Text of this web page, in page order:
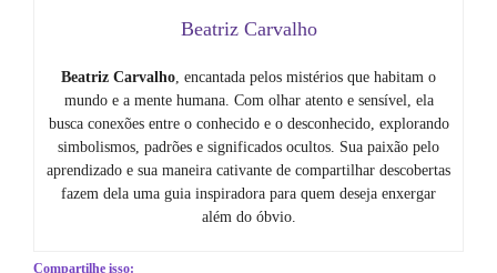
Beatriz Carvalho
Beatriz Carvalho , encantada pelos mistérios que habitam o
mundo e a mente humana. Com olhar atento e sensível, ela
busca conexões entre o conhecido e o desconhecido, explorando
simbolismos, padrões e significados ocultos. Sua paixão pelo
aprendizado e sua maneira cativante de compartilhar descobertas
fazem dela uma guia inspiradora para quem deseja enxergar
além do óbvio.
Compartilhe isso: